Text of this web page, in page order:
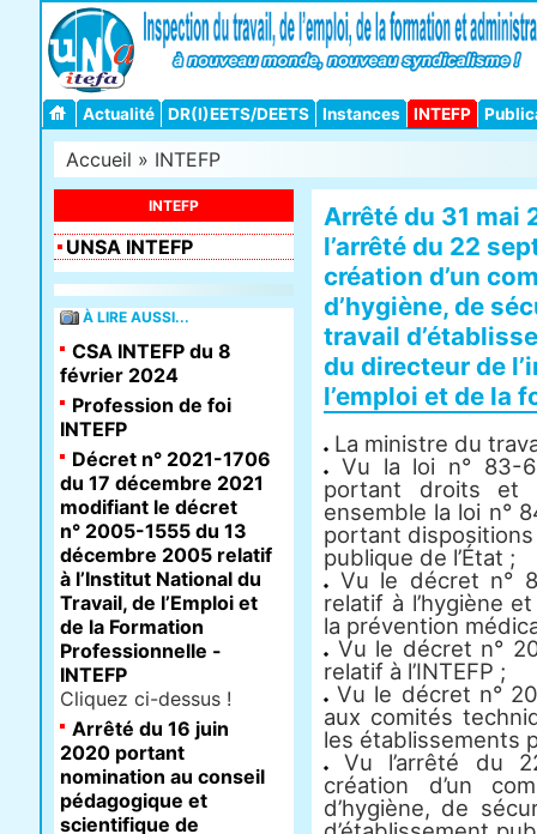
Actualité DR(I)EETS/DEETS Instances INTEFP
Accueil » INTEFP
Arrêté du 31 mai
l’arrêté du 22
création d’un
d’hygiène, de
travail
du directeur de
l’emploi et de la
La ministre du
Vu la loi n° 83-
portant droits et
ensemble la loi n°
portant
publique de l’État ;
Vu le décret n°
relatif à l’hygiène
la prévention
Vu le décret n°
relatif à l’INTEFP ;
Vu le décret n°
aux comités
les établissements
Vu l’arrêté du
création d’un
d’hygiène, de
INTEFP
UNSA INTEFP
À LIRE AUSSI...
CSA INTEFP du 8
février 2024
Profession de foi
INTEFP
Décret n° 2021-1706
du 17 décembre 2021
modifiant le décret
n° 2005-1555 du 13
décembre 2005 relatif
à l’Institut National du
Travail, de l’Emploi et
de la Formation
Professionnelle -
INTEFP
Cliquez ci-dessus !
Arrêté du 16 juin
2020 portant
nomination au conseil
pédagogique et
scientifique de